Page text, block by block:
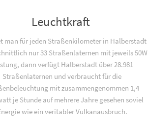
Leuchtkraft
man für jeden Straßenkilometer in Halberstadt
nur 33 Straßenlaternen mit jeweils 50W
dann verfügt Halberstadt über 28.981
Straßenlaternen und verbraucht für die
mit zusammengenommen 1,4
je Stunde auf mehrere Jahre gesehen soviel
wie ein veritabler Vulkanausbruch.